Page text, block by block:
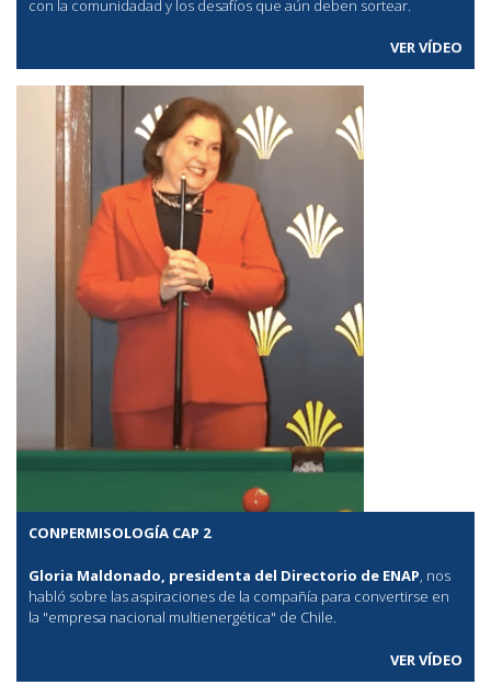
con la comunidadad y los desafíos que aún deben sortear.
VER VÍDEO
CONPERMISOLOGÍA CAP 2
Gloria Maldonado, presidenta del Directorio de ENAP, nos
habló sobre las aspiraciones de la compañía para convertirse en
la "empresa nacional multienergética" de Chile.
VER VÍDEO